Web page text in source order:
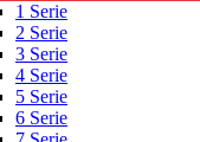
1 Serie
2 Serie
3 Serie
4 Serie
5 Serie
6 Serie